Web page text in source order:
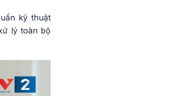
kỹ thuật
lý toàn bộ